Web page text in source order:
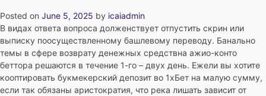
Posted on June 5, 2025 by icaiadmin
В видах ответа вопроса долженствует отпустить скрин или
выписку поосуществленному башлевому переводу. Банально
темы в сфере возврату денежных средствна ажио-конто
беттора решаются в течение 1-го – двух день. Ежели вы хотите
кооптировать букмекерский депозит во 1хБет на малую сумму,
если так обязаны аристократия, что река лишать зависит от